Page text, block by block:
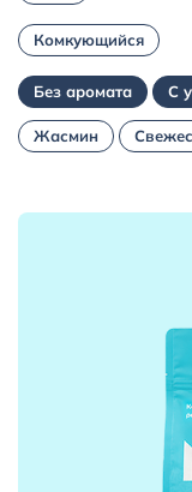
Где купить ?
Контакты
Комкующийся
Без аромата С
Жасмин